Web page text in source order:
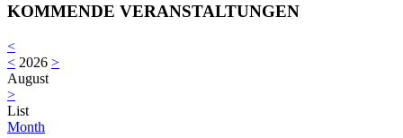
KOMMENDE VERANSTALTUNGEN
<
< 2026 >
August
>
List
Month